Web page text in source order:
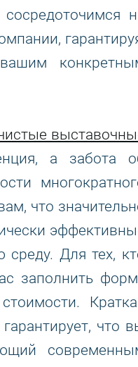
а забота
что
Для тех,
заполнить
что